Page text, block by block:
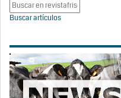
Buscar artículos